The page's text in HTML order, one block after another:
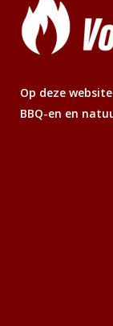
Op deze
BBQ-en en